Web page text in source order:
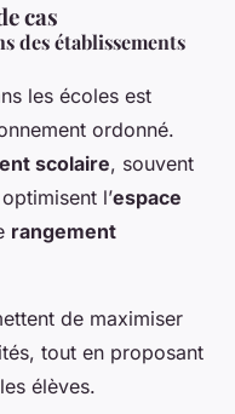
cas
des établissements
les écoles est
ordonné.
scolaire, souvent
l’espace
rangement
de maximiser
tout en proposant
élèves.